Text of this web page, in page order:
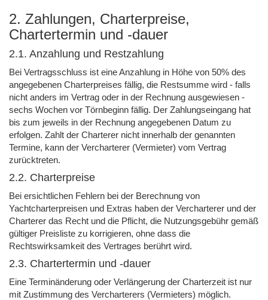
2. Zahlungen, Charterpreise,
Chartertermin und -dauer
2.1. Anzahlung und Restzahlung
Bei Vertragsschluss ist eine Anzahlung in Höhe von 50% des
angegebenen Charterpreises fällig, die Restsumme wird - falls
nicht anders im Vertrag oder in der Rechnung ausgewiesen -
sechs Wochen vor Törnbeginn fällig. Der Zahlungseingang hat
bis zum jeweils in der Rechnung angegebenen Datum zu
erfolgen. Zahlt der Charterer nicht innerhalb der genannten
Termine, kann der Vercharterer (Vermieter) vom Vertrag
zurücktreten.
2.2. Charterpreise
Bei ersichtlichen Fehlern bei der Berechnung von
Yachtcharterpreisen und Extras haben der Vercharterer und der
Charterer das Recht und die Pflicht, die Nutzungsgebühr gemäß
gültiger Preisliste zu korrigieren, ohne dass die
Rechtswirksamkeit des Vertrages berührt wird.
2.3. Chartertermin und -dauer
Eine Terminänderung oder Verlängerung der Charterzeit ist nur
mit Zustimmung des Vercharterers (Vermieters) möglich.